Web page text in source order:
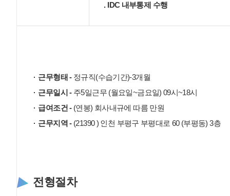
. IDC 내부통제 수행
근무형태 - 정규직(수습기간)-3개월
근무일시 - 주5일근무 (월요일~금요일) 09시~18시
급여조건 - (연봉) 회사내규에 따름 만원
근무지역 - (21390 ) 인천 부평구 부평대로 60 (부평동) 3층
전형절차